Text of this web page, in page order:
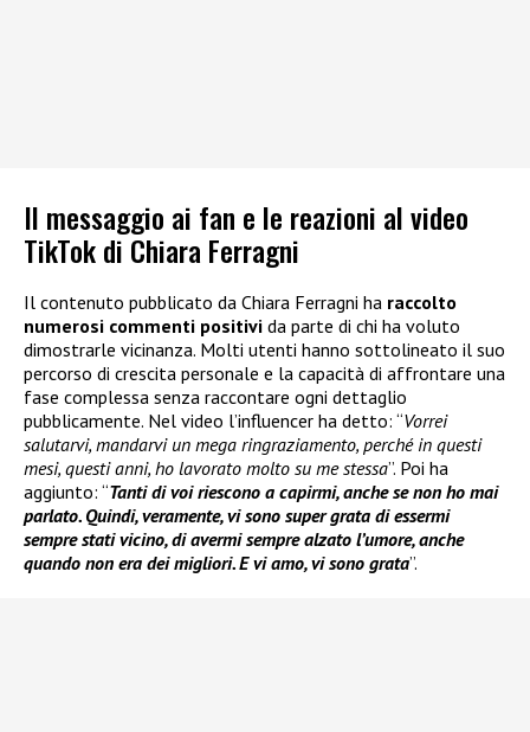
Il messaggio ai fan e le reazioni al video
TikTok di Chiara Ferragni
Il contenuto pubblicato da Chiara Ferragni ha raccolto
numerosi commenti positivi da parte di chi ha voluto
dimostrarle vicinanza. Molti utenti hanno sottolineato il suo
percorso di crescita personale e la capacità di affrontare una
fase complessa senza raccontare ogni dettaglio
pubblicamente. Nel video l’influencer ha detto: “Vorrei
salutarvi, mandarvi un mega ringraziamento, perché in questi
mesi, questi anni, ho lavorato molto su me stessa”. Poi ha
aggiunto: “Tanti di voi riescono a capirmi, anche se non ho mai
parlato. Quindi, veramente, vi sono super grata di essermi
sempre stati vicino, di avermi sempre alzato l’umore, anche
quando non era dei migliori. E vi amo, vi sono grata”.